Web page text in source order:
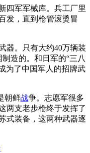
四军军械库。兵工厂里
发，直到枪管滚烫冒
器。只有大约40万辆装
造的。和日军的“三八
为了中国军人的招牌武
朝鲜战争。志愿军很多
两支老步枪终于发挥了
式装备，这两种武器逐